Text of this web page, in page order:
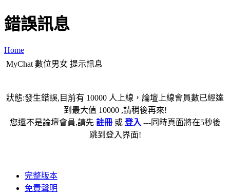
錯誤訊息
Home
MyChat 數位男女 提示訊息
狀態:發生錯誤,目前有 10000 人上線，論壇上線會員數已經達
到最大值 10000 ,請稍後再來!
您還不是論壇會員,請先 註冊或 登入 ---同時頁面將在5秒後
跳到登入界面!
完整版本
免責聲明